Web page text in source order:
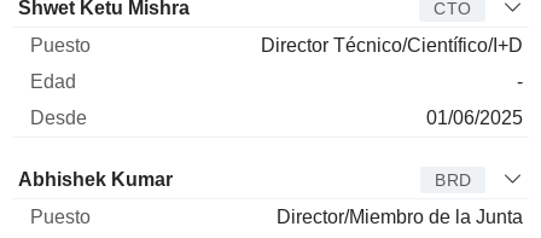
Shwet Ketu Mishra CTO
Director Técnico/Científico/I+D
-
01/06/2025
Administrador Puesto
Abhishek Kumar BRD
Director/Miembro de la Junta